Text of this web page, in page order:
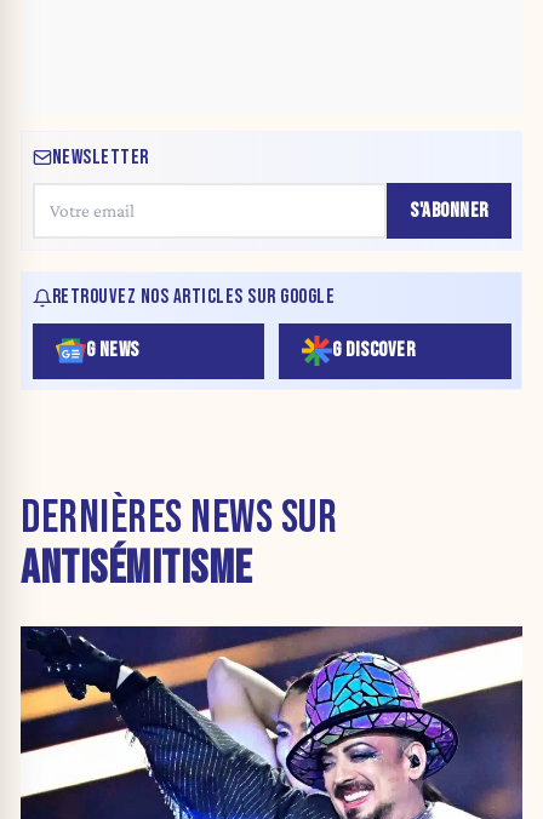
NEWSLETTER
S'ABONNER
RETROUVEZ NOS ARTICLES SUR GOOGLE
G NEWS G DISCOVER
DERNIÈRES NEWS SUR
ANTISÉMITISME